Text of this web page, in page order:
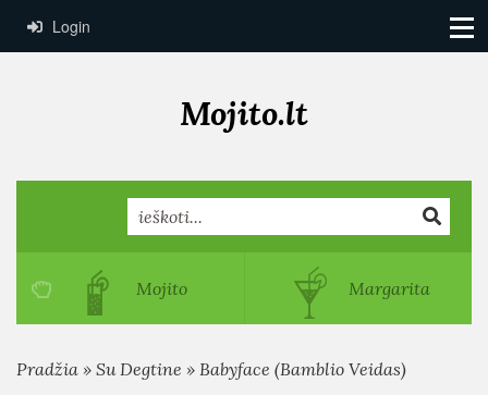
Login
Mojito.lt
Mojito Margarita
Pradžia » Su Degtine » Babyface (Bamblio Veidas)